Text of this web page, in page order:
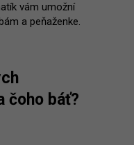
vám umožní
a peňaženke.
čoho báť?